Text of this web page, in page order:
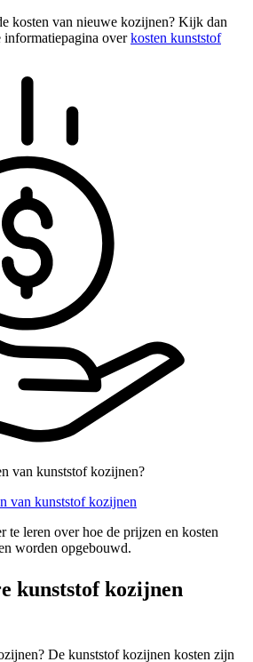
kosten van nieuwe kozijnen? Kijk dan
informatiepagina overkosten kunststof
van kunststof kozijnen?
van kunststof kozijnen
te leren over hoe de prijzen en kosten
worden opgebouwd.
kunststof kozijnen
De kunststof kozijnen kosten zijn